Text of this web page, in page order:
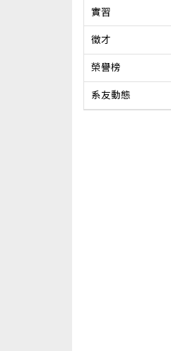
實習
徵才
榮譽榜
系友動態